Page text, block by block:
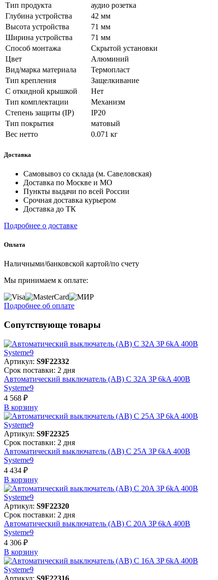
Тип продукта
аудио розетка
Глубина устройства
42 мм
Высота устройства
71 мм
Ширина устройства
71 мм
Способ монтажа
Скрытой установки
Цвет
Алюминий
Вид/марка материала
Термопласт
Тип крепления
Защелкивание
С откидной крышкой
Нет
Тип комплектации
Механизм
Степень защиты (IP)
IP20
Тип покрытия
матовый
Вес нетто
0.071 кг
Доставка
Самовывоз со склада (м. Савеловская)
Доставка по Москве и МО
Пункты выдачи по всей России
Срочная доставка курьером
Доставка до ТК
Подробнее о доставке
Оплата
Наличными/банковской картой/по счету
Мы принимаем к оплате:
Подробнее об оплате
Сопутствующе товары
Артикул: S9F22332
Срок поставки: 2 дня
Автоматический выключатель (АВ) C 32A 3P 6kA 400В
Systeme9
4 568 ₽
В корзинy
Артикул: S9F22325
Срок поставки: 2 дня
Автоматический выключатель (АВ) C 25A 3P 6kA 400В
Systeme9
4 434 ₽
В корзинy
Артикул: S9F22320
Срок поставки: 2 дня
Автоматический выключатель (АВ) C 20A 3P 6kA 400В
Systeme9
4 306 ₽
В корзинy
Артикул: S9F22316